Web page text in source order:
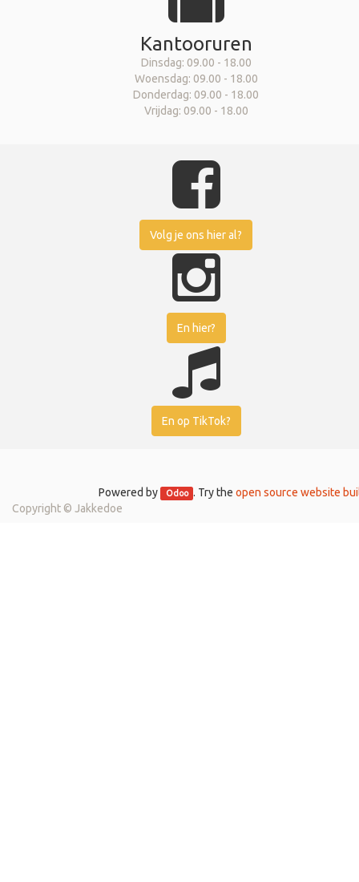
Kantooruren
Dinsdag: 09.00 - 18.00
Woensdag: 09.00 - 18.00
Donderdag: 09.00 - 18.00
Vrijdag: 09.00 - 18.00
Volg je ons hier al?
En hier?
En op TikTok?
Powered by Odoo . Try the open source website
Copyright © Jakkedoe